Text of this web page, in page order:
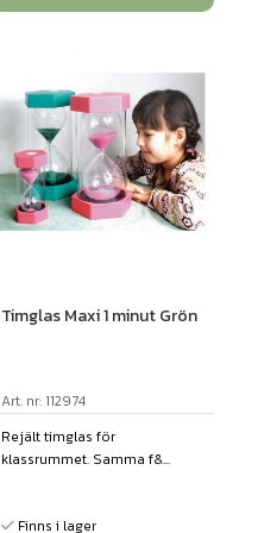
Timglas Maxi 1 minut Grön
Art. nr: 112974
Rejält timglas för
klassrummet. Samma f&...
Finns i lager